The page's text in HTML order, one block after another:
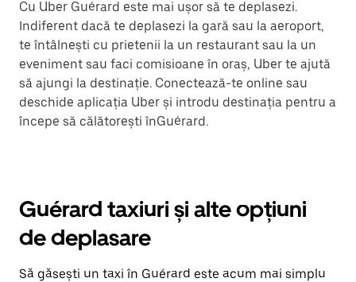
Cu Uber Guérard este mai ușor să te deplasezi.
Indiferent dacă te deplasezi la gară sau la aeroport,
te întâlnești cu prietenii la un restaurant sau la un
eveniment sau faci comisioane în oraș, Uber te ajută
să ajungi la destinație. Conectează-te online sau
deschide aplicația Uber și introdu destinația pentru a
începe să călătorești înGuérard.
Guérard taxiuri și alte opțiuni
de deplasare
Să găsești un taxi în Guérard este acum mai simplu